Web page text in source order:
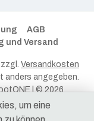
AGB
und Versand
Versandkosten
anders angegeben.
| © 2026
um eine